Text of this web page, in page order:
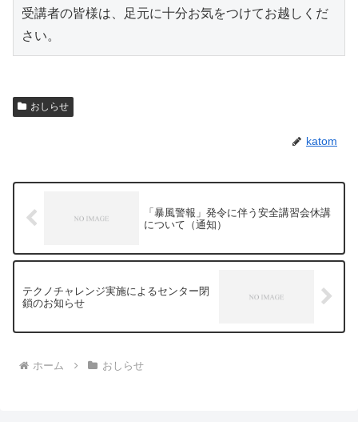
受講者の皆様は、足元に十分お気をつけてお越しくだ
さい。
おしらせ
katom
「暴風警報」発令に伴う安全講習会休講
について（通知）
テクノチャレンジ実施によるセンター閉
鎖のお知らせ
ホーム おしらせ